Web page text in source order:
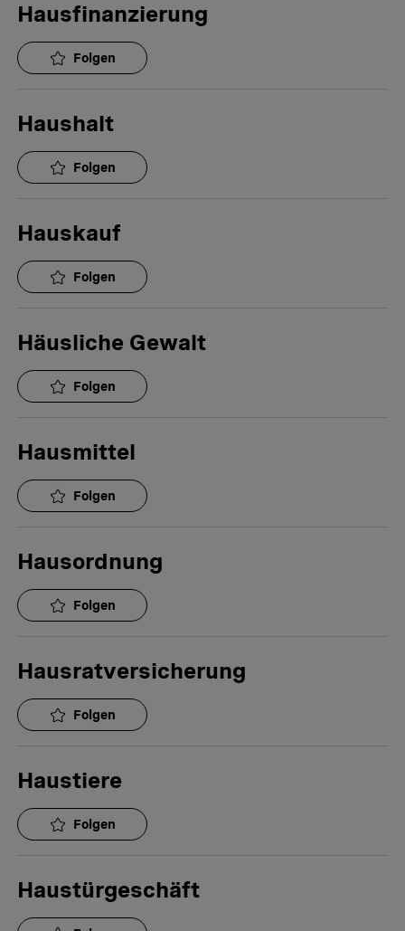
Hausfinanzierung
Folgen
Haushalt
Folgen
Hauskauf
Folgen
Häusliche Gewalt
Folgen
Hausmittel
Folgen
Hausordnung
Folgen
Hausratversicherung
Folgen
Haustiere
Folgen
Haustürgeschäft